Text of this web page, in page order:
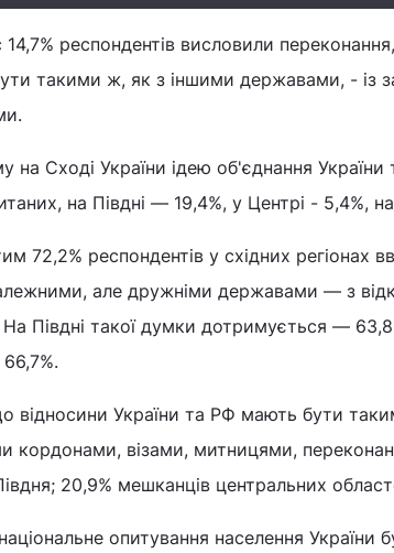
респондентів висловили
такими ж, як з іншими державами, - із
на Сході України ідею об'єднання
на Півдні — 19,4%, у Центрі - 5,4%,
72,2% респондентів у східних регіонах
але дружніми державами — з
Півдні такої думки дотримується —
відносини України та РФ мають бути
кордонами, візами, митницями,
20,9% мешканців центральних
опитування населення